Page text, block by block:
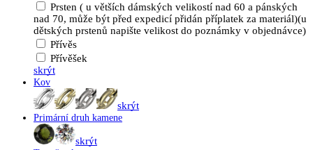
Prsten ( u větších dámských velikostí nad 60 a pánských
nad 70, může být před expedicí přidán příplatek za materiál)(u
dětských prstenů napište velikost do poznámky v objednávce)
Přívěs
Přívěšek
skrýt
Kov
skrýt
Primární druh kamene
skrýt